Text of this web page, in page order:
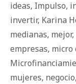
ideas, Impulso,
invertir, Karina
medianas, mejor,
empresas, micro
mujeres, negocio,